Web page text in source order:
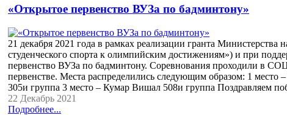
«Открытое первенство ВУЗа по бадминтону»
21 декабря 2021 года в рамках реализации гранта
студенческого спорта к олимпийским достижениям») и при
первенство ВУЗа по бадминтону. Соревнования проходили в
первенстве. Места распределились следующим образом: 1
305и группа 3 место – Кумар Вишал 508и группа Поздравляем
22 Декабрь 2021
Подробнее...